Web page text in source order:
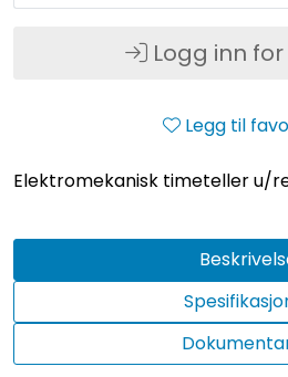
Logg inn
Legg til
Elektromekanisk timeteller u/